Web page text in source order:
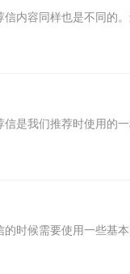
内容同样也是不同的
是我们推荐时使用的
时候需要使用一些基